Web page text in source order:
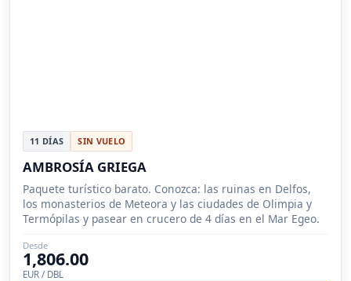
11 DÍAS SIN VUELO
AMBROSÍA GRIEGA
Paquete turístico barato. Conozca: las ruinas en Delfos,
los monasterios de Meteora y las ciudades de Olimpia y
Termópilas y pasear en crucero de 4 días en el Mar Egeo.
Desde
1,806.00
EUR / DBL